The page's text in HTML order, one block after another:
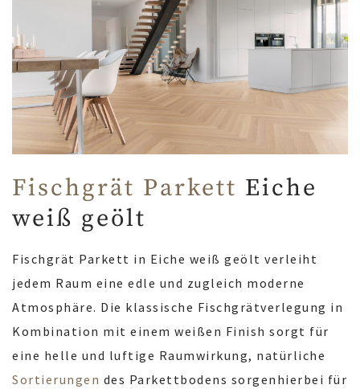
Fischgrät Parkett Eiche
weiß geölt
Fischgrät Parkett in Eiche weiß geölt verleiht
jedem Raum eine edle und zugleich moderne
Atmosphäre. Die klassische Fischgrätverlegung in
Kombination mit einem weißen Finish sorgt für
eine helle und luftige Raumwirkung, natürliche
Sortierungen des Parkettbodens sorgenhierbei für